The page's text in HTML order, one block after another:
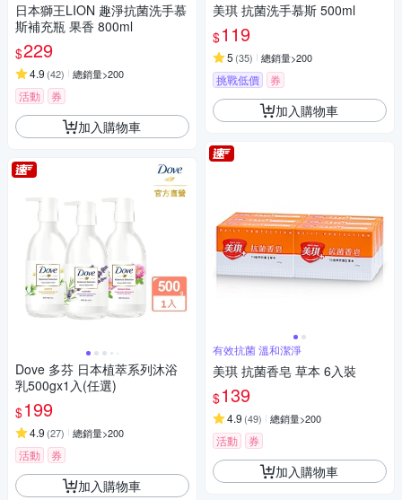
日本獅王LION 趣淨抗菌洗手慕
斯補充瓶 果香 800ml
$229
4.9 (42) 總銷量>200
活動 券
加入購物車
Dove 多芬 日本植萃系列沐浴
乳500gx1入(任選)
$199
4.9 (27) 總銷量>200
活動 券
加入購物車
美琪 抗菌洗手慕斯 500ml
$119
5 (35) 總銷量>200
挑戰低價 券
加入購物車
有效抗菌 溫和潔淨
美琪 抗菌香皂 草本 6入裝
$139
4.9 (49) 總銷量>200
活動 券
加入購物車